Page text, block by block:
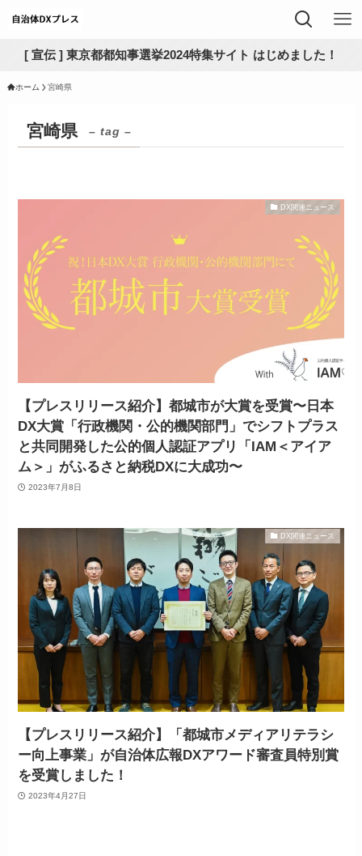
[ 宣伝 ] 東京都都知事選挙2024特集サイト はじめました！
ホーム 宮崎県
宮崎県 – tag –
DX関連ニュース
【プレスリリース紹介】都城市が大賞を受賞〜日本
DX大賞「行政機関・公的機関部門」でシフトプラス
と共同開発した公的個人認証アプリ「IAM＜アイア
ム＞」がふるさと納税DXに大成功〜
2023年7月8日
DX関連ニュース
【プレスリリース紹介】「都城市メディアリテラシ
ー向上事業」が自治体広報DXアワード審査員特別賞
を受賞しました！
2023年4月27日